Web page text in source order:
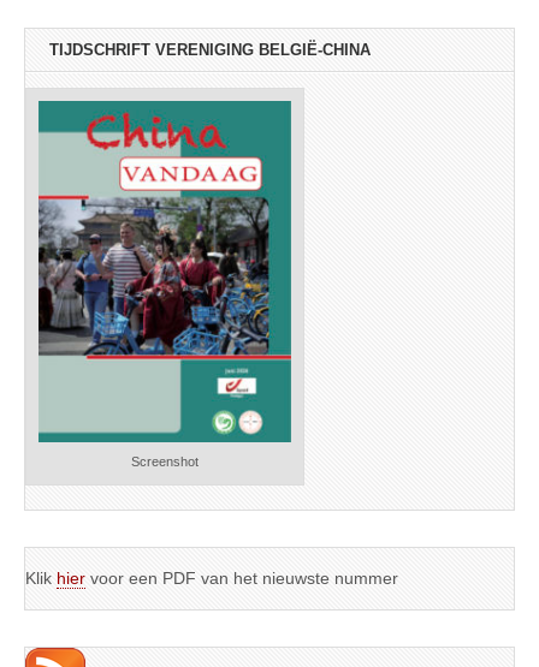
TIJDSCHRIFT VERENIGING BELGIË-CHINA
Screenshot
Klik hier voor een PDF van het nieuwste nummer